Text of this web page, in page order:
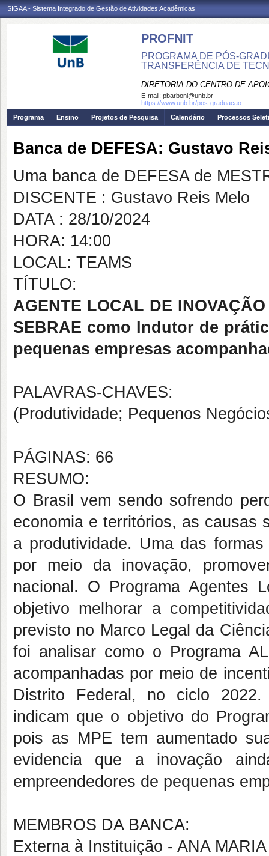
SIGAA - Sistema Integrado de Gestão de Atividades Acadêmicas
PROFNIT
PROGRAMA DE PÓS-
TRANSFERÊNCIA DE
DIRETORIA DO CENTRO DE
E-mail: pbarboni@unb.br
https://www.unb.br/pos-graduacao
Programa
Ensino Projetos de Pesquisa Calendário Processos
Banca de DEFESA: Gustavo
Uma banca de DEFESA de
DISCENTE : Gustavo Reis Melo
DATA : 28/10/2024
HORA: 14:00
LOCAL: TEAMS
TÍTULO:
AGENTE LOCAL DE
SEBRAE como Indutor de
pequenas empresas
PALAVRAS-CHAVES:
(Produtividade; Pequenos
PÁGINAS: 66
RESUMO:
O Brasil vem sendo sofrendo
economia e territórios, as causas
a produtividade. Uma das
por meio da inovação,
nacional. O Programa Agentes
objetivo melhorar a
previsto no Marco Legal da
foi analisar como o Programa
acompanhadas por meio de
Distrito Federal, no ciclo
indicam que o objetivo do
pois as MPE tem aumentado
evidencia que a inovação
empreendedores de pequenas
MEMBROS DA BANCA:
Externa à Instituição - ANA